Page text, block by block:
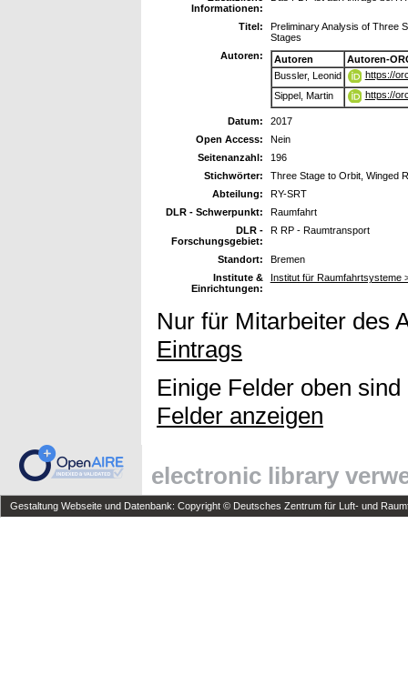
Informationen:
Titel:
Preliminary Analysis of Three
Stages
Autoren:
Autoren
Autoren-
Bussler, Leonid
https://
Sippel, Martin
https://
Datum:
2017
Open Access:
Nein
Seitenanzahl:
196
Stichwörter:
Three Stage to Orbit, Winged
Abteilung:
RY-SRT
DLR - Schwerpunkt:
Raumfahrt
DLR -
Forschungsgebiet:
R RP - Raumtransport
Standort:
Bremen
Institute &
Einrichtungen:
Institut für Raumfahrtsysteme
Nur für Mitarbeiter des
Eintrags
Einige Felder oben
Felder anzeigen
electronic library
Gestaltung Webseite und Datenbank: Copyright © Deutsches Zentrum für Luft- und